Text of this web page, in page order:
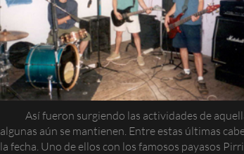
Así fueron surgiendo las actividades de
algunas aún se mantienen. Entre estas últimas
la fecha. Uno de ellos con los famosos payasos